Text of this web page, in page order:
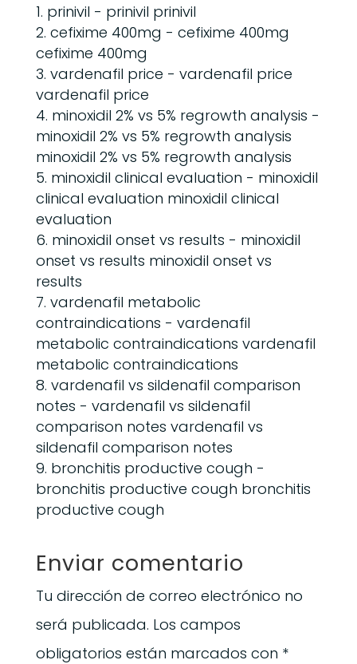
prinivil - prinivil prinivil
cefixime 400mg - cefixime 400mg
cefixime 400mg
vardenafil price - vardenafil price
vardenafil price
minoxidil 2% vs 5% regrowth analysis -
minoxidil 2% vs 5% regrowth analysis
minoxidil 2% vs 5% regrowth analysis
minoxidil clinical evaluation - minoxidil
clinical evaluation minoxidil clinical
evaluation
minoxidil onset vs results - minoxidil
onset vs results minoxidil onset vs
results
vardenafil metabolic
contraindications - vardenafil
metabolic contraindications vardenafil
metabolic contraindications
vardenafil vs sildenafil comparison
notes - vardenafil vs sildenafil
comparison notes vardenafil vs
sildenafil comparison notes
bronchitis productive cough -
bronchitis productive cough bronchitis
productive cough
Enviar comentario
Tu dirección de correo electrónico no
será publicada. Los campos
obligatorios están marcados con *